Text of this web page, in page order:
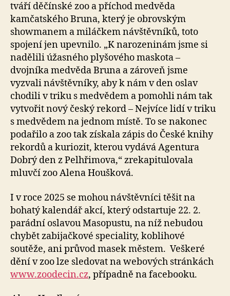
tváří děčínské zoo a příchod medvěda
kamčatského Bruna, který je obrovským
showmanem a miláčkem návštěvníků, toto
spojení jen upevnilo. „K narozeninám jsme si
nadělili úžasného plyšového maskota –
dvojníka medvěda Bruna a zároveň jsme
vyzvali návštěvníky, aby k nám v den oslav
chodili v triku s medvědem a pomohli nám tak
vytvořit nový český rekord – Nejvíce lidí v triku
s medvědem na jednom místě. To se nakonec
podařilo a zoo tak získala zápis do České knihy
rekordů a kuriozit, kterou vydává Agentura
Dobrý den z Pelhřimova,“ zrekapitulovala
mluvčí zoo Alena Houšková.
I v roce 2025 se mohou návštěvníci těšit na
bohatý kalendář akcí, který odstartuje 22. 2.
parádní oslavou Masopustu, na níž nebudou
chybět zabijačkové speciality, koblihové
soutěže, ani průvod masek městem. Veškeré
dění v zoo lze sledovat na webových stránkách
www.zoodecin.cz, případně na facebooku.